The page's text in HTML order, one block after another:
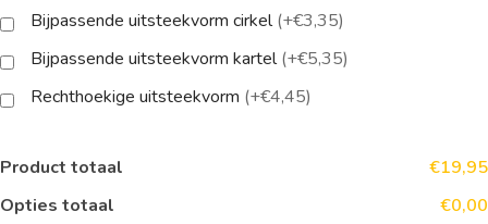
Bijpassende uitsteekvorm cirkel(+€3,35)
Bijpassende uitsteekvorm kartel(+€5,35)
Rechthoekige uitsteekvorm (+€4,45)
Product totaal
€19,95
Opties totaal
€0,00